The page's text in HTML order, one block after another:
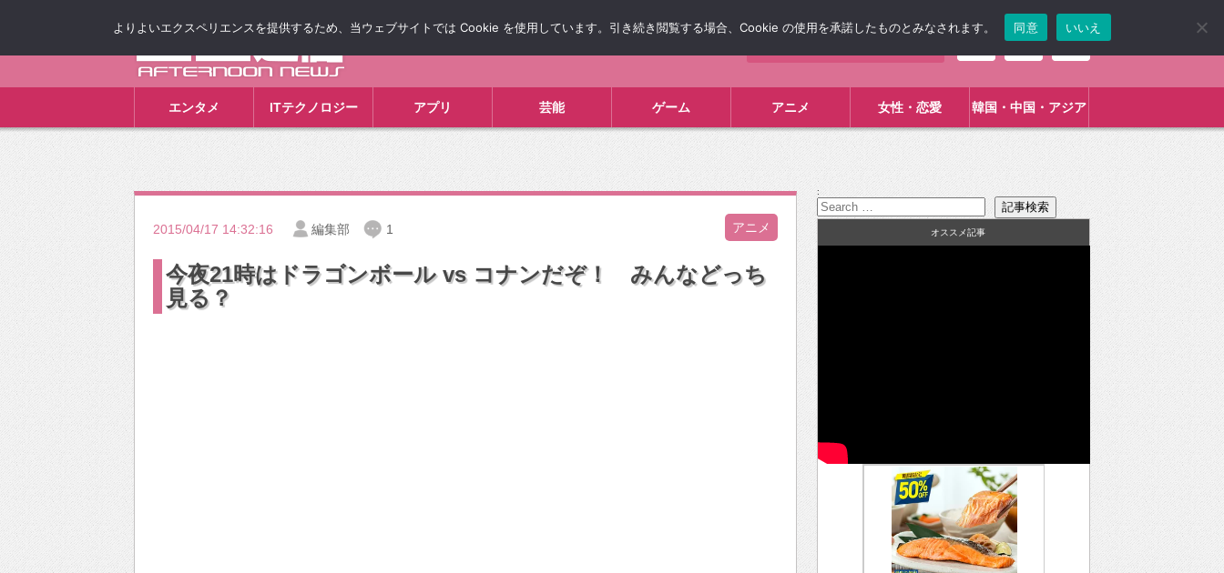
エンタメ ITテクノロジー アプリ 芸能 ゲーム アニメ 女性・恋愛 韓国・中国・アジア
2015/04/17 14:32:16 編集部 1 アニメ
今夜21時はドラゴンボール vs コナンだぞ！ みんなどっち
見る？
:
オススメ記事
よりよいエクスペリエンスを提供するため、当ウェブサイトでは Cookie を使用しています。引き続き閲覧する場合、Cookie の使用を承諾したものとみなされます。 同意 いいえ